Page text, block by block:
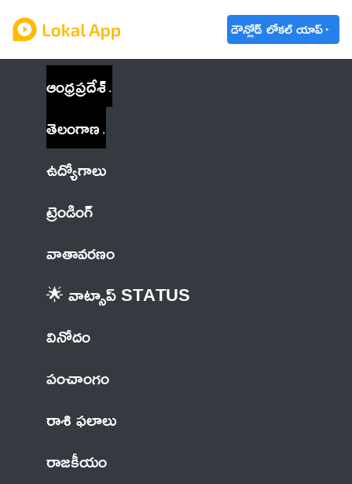
డౌన్లోడ్ లోకల్ యాప్
ఆంధ్రప్రదేశ్
తెలంగాణ
ఉద్యోగాలు
ట్రెండింగ్
వాతావరణం
🌟 వాట్సాప్ STATUS
వినోదం
పంచాంగం
రాశి ఫలాలు
రాజకీయం